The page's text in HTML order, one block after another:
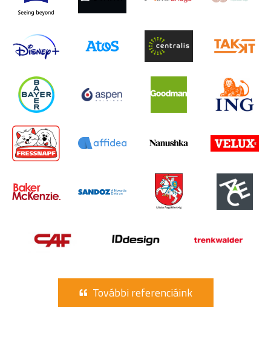
További referenciáink